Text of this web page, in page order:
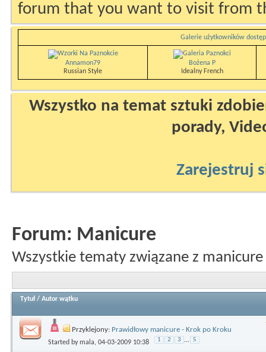
forum that you want to visit from
Galerie użytkowników
Annamon79
Russian Style
Bożena P
Idealny French
Wszystko na temat sztuki
porady,
Zarejestruj
Forum: Manicure
Wszystkie tematy związane z manicure
Tytuł / Autor wątku
Przyklejony: Prawidłowy manicure - Krok po Kroku
Started bymala, 04-03-2009 10:38 1 2 3 ... 5